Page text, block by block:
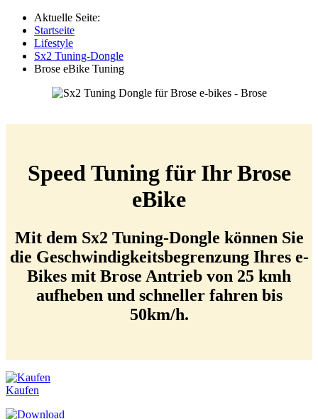
Aktuelle Seite:
Startseite
Lifestyle
Sx2 Tuning-Dongle
Brose eBike Tuning
Speed Tuning für Ihr Brose
eBike
Mit dem Sx2 Tuning-Dongle können Sie
die Geschwindigkeitsbegrenzung Ihres e-
Bikes mit Brose Antrieb von 25 kmh
aufheben und schneller fahren bis
50km/h.
Kaufen